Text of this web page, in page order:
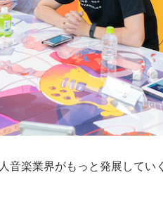
音楽業界がもっと発展してい